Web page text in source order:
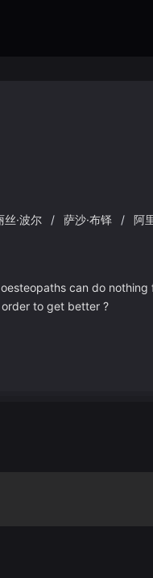
丝·波尔 / 萨沙·布铎 /
阿
can do nothing
to get better ?